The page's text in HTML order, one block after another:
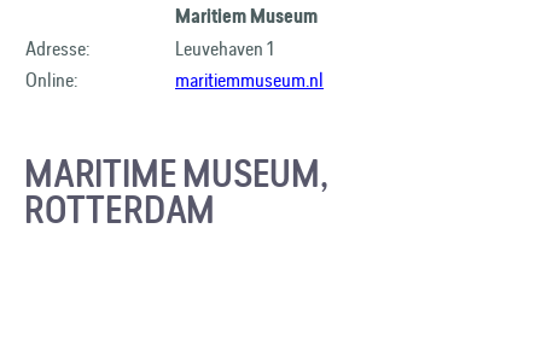
Maritiem Museum
Adresse:
Leuvehaven 1
Online:
maritiemmuseum.nl
MARITIME MUSEUM,
ROTTERDAM